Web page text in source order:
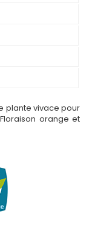
plante vivace pour
orange et